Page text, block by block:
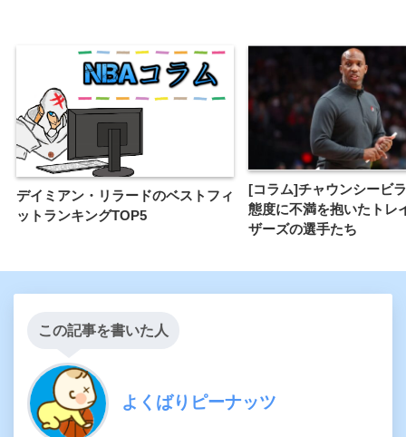
デイミアン・リラードのベストフィ
ットランキングTOP5
[コラム]チャウンシービ
態度に不満を抱いたトレ
ザーズの選手たち
この記事を書いた人
よくばりピーナッツ